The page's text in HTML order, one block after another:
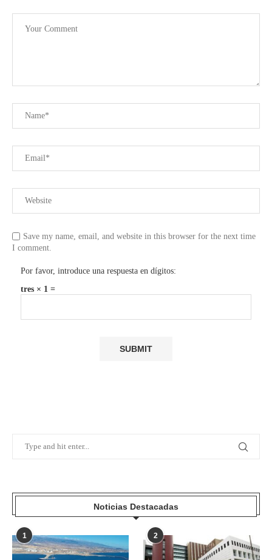
Save my name, email, and website in this browser for the next time
I comment.
Por favor, introduce una respuesta en dígitos:
tres × 1 =
Noticias Destacadas
1 2